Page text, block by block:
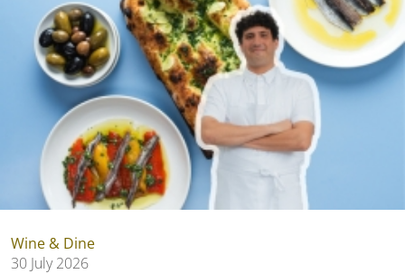
Wine & Dine
30 July 2026